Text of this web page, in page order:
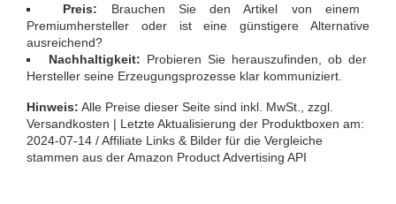
Preis: Brauchen Sie den Artikel von einem
Premiumhersteller oder ist eine günstigere Alternative
ausreichend?
Nachhaltigkeit: Probieren Sie herauszufinden, ob der
Hersteller seine Erzeugungsprozesse klar kommuniziert.
Hinweis: Alle Preise dieser Seite sind inkl. MwSt., zzgl.
Versandkosten | Letzte Aktualisierung der Produktboxen am:
2024-07-14 / Affiliate Links & Bilder für die Vergleiche
stammen aus der Amazon Product Advertising API